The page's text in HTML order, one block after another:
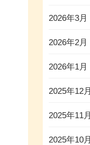
2026年3月
2026年2月
2026年1月
2025年12月
2025年11月
2025年10月